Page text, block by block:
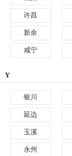
许昌
新余
咸宁
Y
银川
延边
玉溪
永州